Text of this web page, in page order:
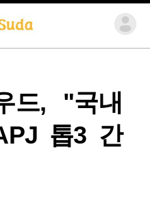
드, "국내
톱3 간